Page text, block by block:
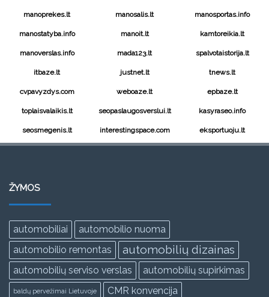
manoprekes.lt manosalis.lt manosportas.info
manostatyba.info manoit.lt kamtoreikia.lt
manoverslas.info mada123.lt spalvotaistorija.lt
itbaze.lt justnet.lt tnews.lt
cvpavyzdys.com weboaze.lt epbaze.lt
toplaisvalaikis.lt seopaslaugosverslui.lt kasyraseo.info
seosmegenis.lt interestingspace.com eksportuoju.lt
ŽYMOS
automobiliai
automobilio nuoma
automobilio remontas
automobilių dizainas
automobilių serviso verslas automobilių supirkimas
baldų pervežimai Lietuvoje CMR konvencija